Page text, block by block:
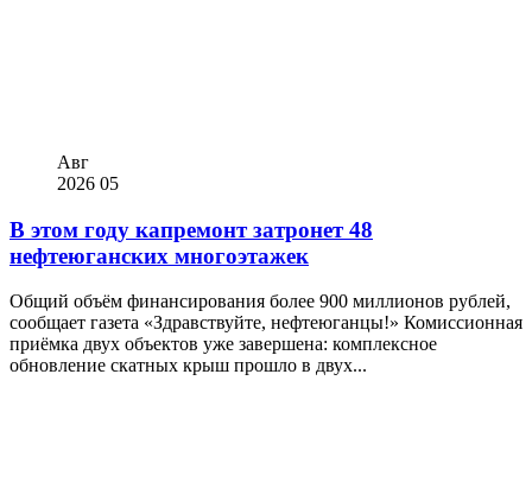
Авг
2026 05
В этом году капремонт затронет 48
нефтеюганских многоэтажек
Общий объём финансирования более 900 миллионов рублей,
сообщает газета «Здравствуйте, нефтеюганцы!» Комиссионная
приёмка двух объектов уже завершена: комплексное
обновление скатных крыш прошло в двух...